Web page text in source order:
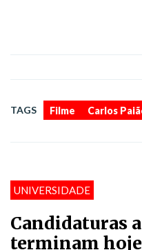
TAGS Filme Carlos
UNIVERSIDADE
Candidaturas
terminam